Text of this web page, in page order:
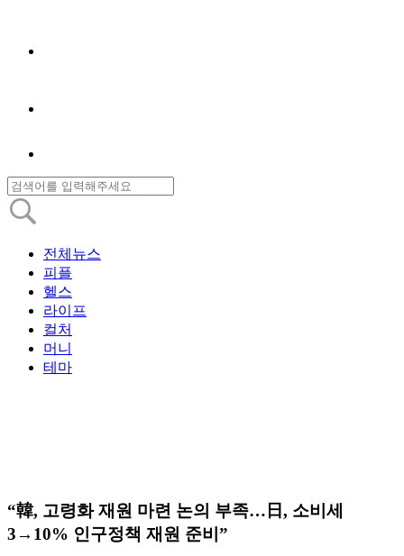
전체뉴스
피플
헬스
라이프
컬처
머니
테마
“韓, 고령화 재원 마련 논의 부족…日, 소비세
3→10% 인구정책 재원 준비”